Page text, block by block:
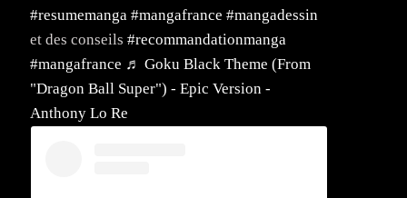
#resumemanga #mangafrance #mangadessin
et des conseils #recommandationmanga
#mangafrance ♬ Goku Black Theme (From
"Dragon Ball Super") - Epic Version -
Anthony Lo Re